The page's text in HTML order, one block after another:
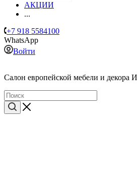
АКЦИИ
...
+7 918 5584100
WhatsApp
Войти
Cалон европейской мебели и